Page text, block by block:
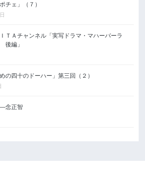
チェ」（７）
ＴＡチャンネル「実写ドラマ・マハーバーラ
編」
の四十のドーハー」第三回（２）
念正智